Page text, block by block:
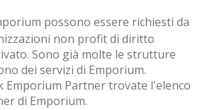
possono essere richiesti da
non profit di diritto
Sono già molte le strutture
dei servizi di Emporium.
Emporium Partnertrovate l'elenco
di Emporium.